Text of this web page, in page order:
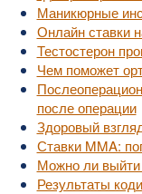
Маникюрные
Онлайн ставки
Тестостерон
Чем поможет
после операции
Здоровый
Ставки MMA:
Можно ли выйти
Результаты